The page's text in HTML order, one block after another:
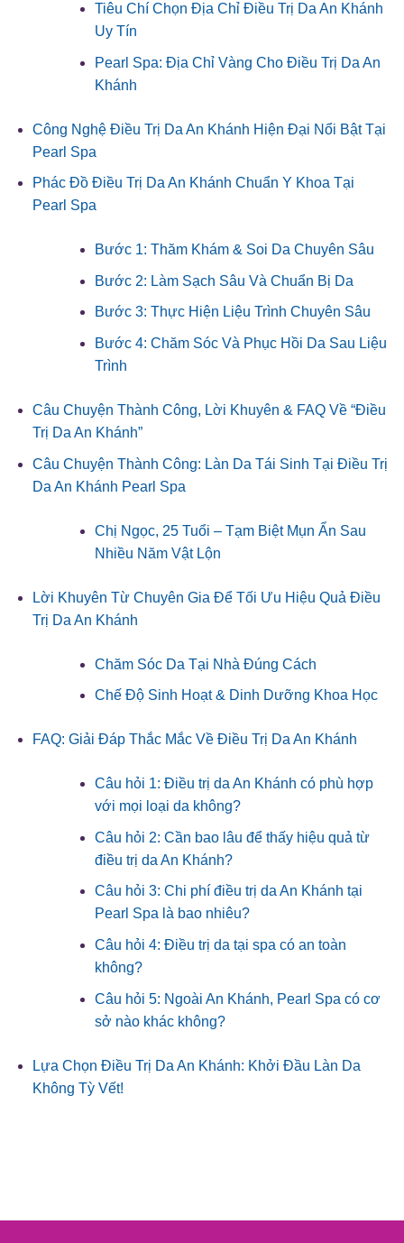
Tiêu Chí Chọn Địa Chỉ Điều Trị Da An Khánh
Uy Tín
Pearl Spa: Địa Chỉ Vàng Cho Điều Trị Da An
Khánh
Công Nghệ Điều Trị Da An Khánh Hiện Đại Nổi Bật Tại
Pearl Spa
Phác Đồ Điều Trị Da An Khánh Chuẩn Y Khoa Tại
Pearl Spa
Bước 1: Thăm Khám & Soi Da Chuyên Sâu
Bước 2: Làm Sạch Sâu Và Chuẩn Bị Da
Bước 3: Thực Hiện Liệu Trình Chuyên Sâu
Bước 4: Chăm Sóc Và Phục Hồi Da Sau Liệu
Trình
Câu Chuyện Thành Công, Lời Khuyên & FAQ Về “Điều
Trị Da An Khánh”
Câu Chuyện Thành Công: Làn Da Tái Sinh Tại Điều Trị
Da An Khánh Pearl Spa
Chị Ngọc, 25 Tuổi – Tạm Biệt Mụn Ẩn Sau
Nhiều Năm Vật Lộn
Lời Khuyên Từ Chuyên Gia Để Tối Ưu Hiệu Quả Điều
Trị Da An Khánh
Chăm Sóc Da Tại Nhà Đúng Cách
Chế Độ Sinh Hoạt & Dinh Dưỡng Khoa Học
FAQ: Giải Đáp Thắc Mắc Về Điều Trị Da An Khánh
Câu hỏi 1: Điều trị da An Khánh có phù hợp
với mọi loại da không?
Câu hỏi 2: Cần bao lâu để thấy hiệu quả từ
điều trị da An Khánh?
Câu hỏi 3: Chi phí điều trị da An Khánh tại
Pearl Spa là bao nhiêu?
Câu hỏi 4: Điều trị da tại spa có an toàn
không?
Câu hỏi 5: Ngoài An Khánh, Pearl Spa có cơ
sở nào khác không?
Lựa Chọn Điều Trị Da An Khánh: Khởi Đầu Làn Da
Không Tỳ Vết!